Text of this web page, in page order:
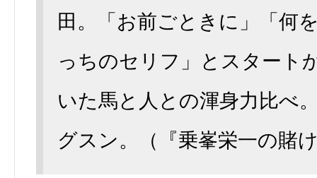
田。「お前ごときに」「何
っちのセリフ」とスタート
いた馬と人との渾身力比べ
グスン。（『乗峯栄一の賭